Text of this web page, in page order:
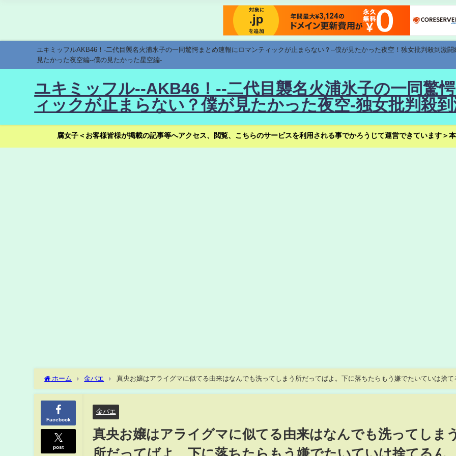
ユキミッフルAKB46！-二代目襲名火浦氷子の一同驚愕まとめ速報にロマンティックが止まらない？--僕が見たかった夜空！独女批判殺到激
見たかった夜空編--僕の見たかった星空編-
ユキミッフル--AKB46！--二代目襲名火浦氷子の一同驚
ィックが止まらない？僕が見たかった夜空-独女批判殺
腐女子＜お客様皆様が掲載の記事等へアクセス、閲覧、こちらのサービスを利用される事でかろうじて運営できています＞
ホーム 金バエ
真央お嬢はアライグマに似てる由来はなんでも洗ってしまう所だってばよ。下に落ちたらもう嫌でたいていは捨て
だ！これわかるー！でも貧乏人な私は捨てたくても捨てれないのよね～ウンゲロはばい菌数億個ｗ真央ちゃん、金バエ嘔吐時高速回避だ！
Facebook
post
金バエ
真央お嬢はアライグマに似てる由来はなんでも洗ってしま